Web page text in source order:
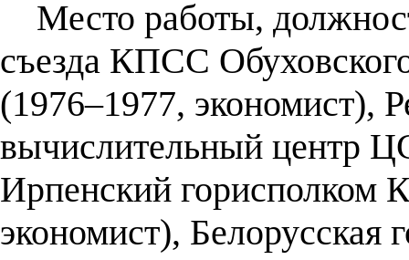
Место работы,
съезда КПСС
(1976–1977, экономист),
вычислительный центр
Ирпенский горисполком
экономист), Белорусская